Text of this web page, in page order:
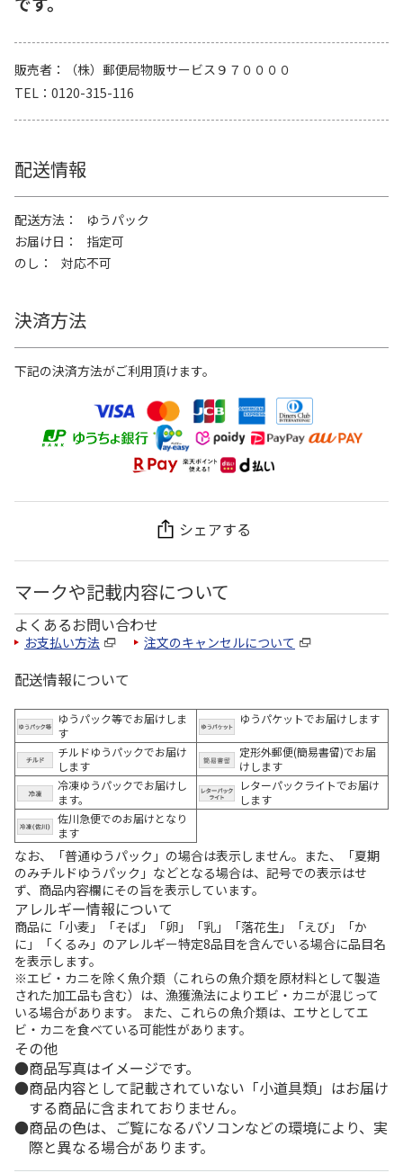
販売者
（株）郵便局物販サービス９７００００
TEL
0120-315-116
配送情報
配送方法
ゆうパック
お届け日
指定可
のし
対応不可
決済方法
下記の決済方法がご利用頂けます。
シェアする
マークや記載内容について
よくあるお問い合わせ
お支払い方法 注文のキャンセルについて
配送情報について
ゆうパック等でお届けしま
す
ゆうパケットでお届けします
チルドゆうパックでお届け
します
定形外郵便(簡易書留)でお届
けします
冷凍ゆうパックでお届けし
ます。
レターパックライトでお届け
します
佐川急便でのお届けとなり
ます
なお、「普通ゆうパック」の場合は表示しません。また、「夏期
のみチルドゆうパック」などとなる場合は、記号での表示はせ
ず、商品内容欄にその旨を表示しています。
アレルギー情報について
商品に「小麦」「そば」「卵」「乳」「落花生」「えび」「か
に」「くるみ」のアレルギー特定8品目を含んでいる場合に品目名
を表示します。
※エビ・カニを除く魚介類（これらの魚介類を原材料として製造
された加工品も含む）は、漁獲漁法によりエビ・カニが混じって
いる場合があります。 また、これらの魚介類は、エサとしてエ
ビ・カニを食べている可能性があります。
その他
商品写真はイメージです。
商品内容として記載されていない「小道具類」はお届け
する商品に含まれておりません。
商品の色は、ご覧になるパソコンなどの環境により、実
際と異なる場合があります。